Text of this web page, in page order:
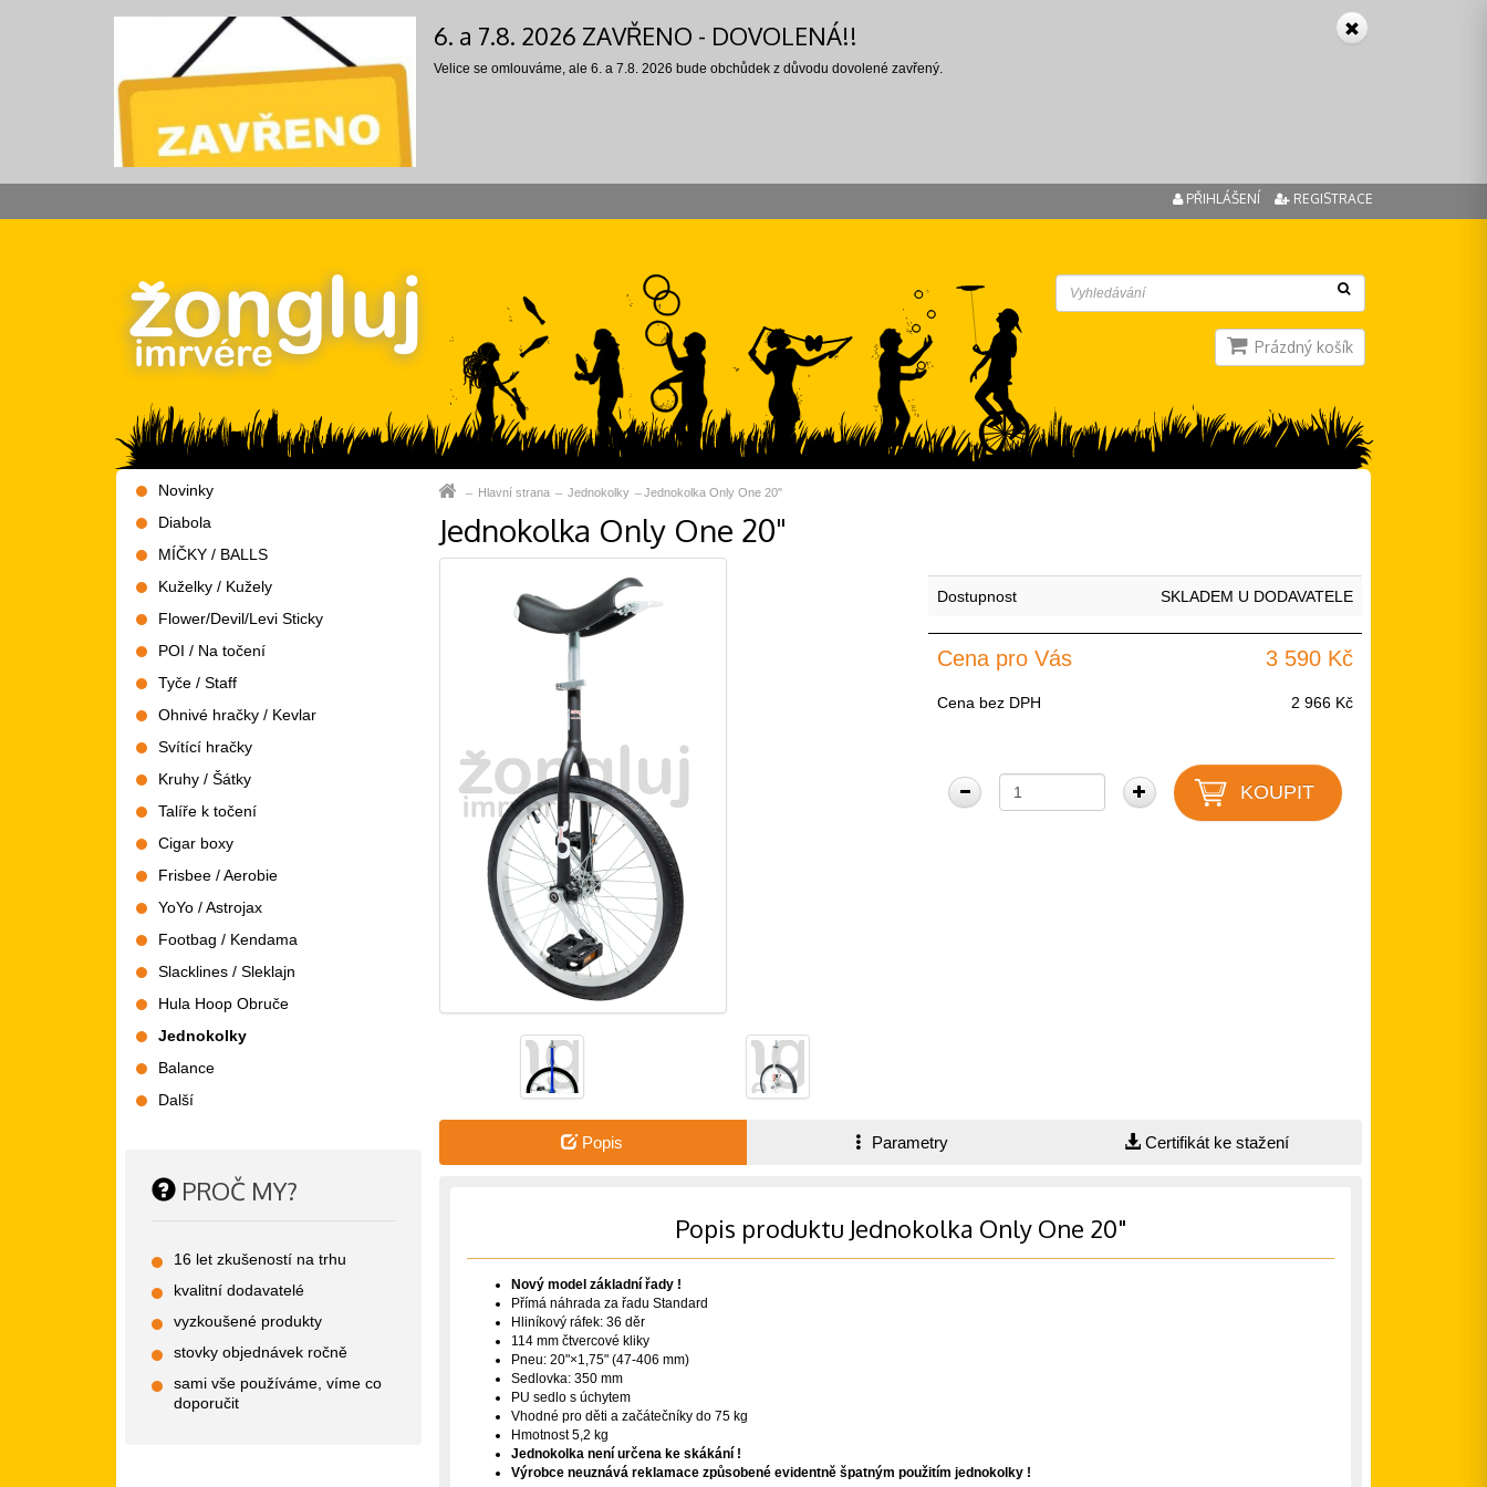
6. a 7.8. 2026 ZAVŘENO - DOVOLENÁ!!
Velice se omlouváme, ale 6. a 7.8. 2026 bude obchůdek z důvodu dovolené zavřený.
PŘIHLÁŠENÍ REGISTRACE
Prázdný košík
Hlavní strana Jednokolky Jednokolka Only One 20"
Jednokolka Only One 20"
Dostupnost SKLADEM U DODAVATELE
Cena pro Vás 3 590 Kč
Cena bez DPH 2 966 Kč
Popis Parametry Certifikát ke stažení
Popis produktu Jednokolka Only One 20"
Nový model základní řady !
Přímá náhrada za řadu Standard
Hliníkový ráfek: 36 děr
114 mm čtvercové kliky
Pneu: 20"×1,75" (47-406 mm)
Sedlovka: 350 mm
PU sedlo s úchytem
Vhodné pro děti a začátečníky do 75 kg
Hmotnost 5,2 kg
Jednokolka není určena ke skákání !
Výrobce neuznává reklamace způsobené evidentně špatným použitím jednokolky !
Novinky
Diabola
MÍČKY / BALLS
Kuželky / Kužely
Flower/Devil/Levi Sticky
POI / Na točení
Tyče / Staff
Ohnivé hračky / Kevlar
Svítící hračky
Kruhy / Šátky
Talíře k točení
Cigar boxy
Frisbee / Aerobie
YoYo / Astrojax
Footbag / Kendama
Slacklines / Sleklajn
Hula Hoop Obruče
Jednokolky
Balance
Další
PROČ MY?
16 let zkušeností na trhu
kvalitní dodavatelé
vyzkoušené produkty
stovky objednávek ročně
sami vše používáme, víme co
doporučit